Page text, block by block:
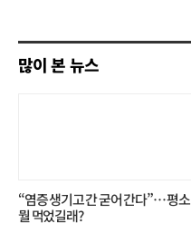
기
많이 본 뉴스
“염증 생기고 간 굳어 간다”… 평소
뭘 먹었길래?